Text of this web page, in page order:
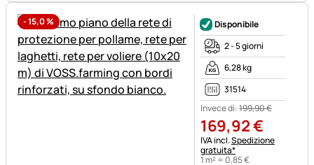
-15,0%
Disponibile
2 - 5 giorni
6,28 kg
31514
Invece di:199,90€
169,92€
Informazioni fiscali:
IVA incl.Spedizione
gratuita*
1 m² = 0,85€